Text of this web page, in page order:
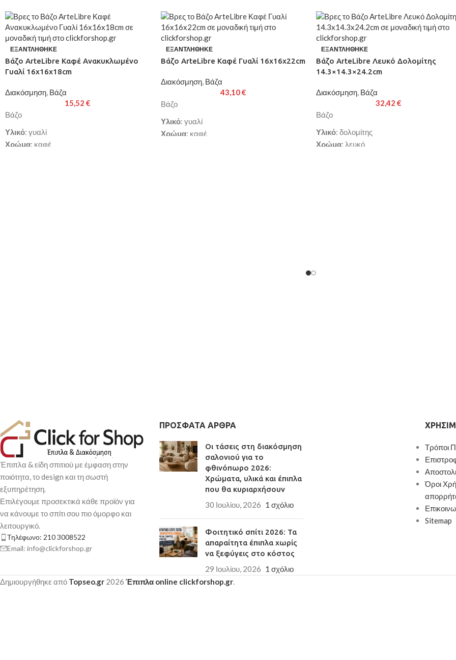
ΕΞΑΝΤΛΉΘΗΚΕ
Βάζο ArteLibre Καφέ Ανακυκλωμένο
Γυαλί 16x16x18cm
Διακόσμηση, Βάζα
15,52€
Βάζο
Υλικό: γυαλί
Χρώμα: καφέ
ΕΞΑΝΤΛΉΘΗΚΕ
Βάζο ArteLibre Καφέ Γυαλί 16x16x22cm
Διακόσμηση, Βάζα
43,10€
Βάζο
Υλικό: γυαλί
Χρώμα: καφέ
ΕΞΑΝΤΛΉΘΗΚΕ
Βάζο ArteLibre Λευκό Δολομίτης
14.3×14.3×24.2cm
Διακόσμηση, Βάζα
32,42€
Βάζο
Υλικό: δολομίτης
Χρώμα: λευκό
Έπιπλα & είδη σπιτιού με έμφαση στην
ποιότητα, το design και τη σωστή
εξυπηρέτηση.
Επιλέγουμε προσεκτικά κάθε προϊόν για
να κάνουμε το σπίτι σου πιο όμορφο και
λειτουργικό.
Τηλέφωνο: 210 3008522
Email: info@clickforshop.gr
ΠΡΌΣΦΑΤΑ ΆΡΘΡΑ
Οι τάσεις στη διακόσμηση
σαλονιού για το
φθινόπωρο 2026:
Χρώματα, υλικά και έπιπλα
που θα κυριαρχήσουν
30 Ιουλίου, 2026 1 σχόλιο
Φοιτητικό σπίτι 2026: Τα
απαραίτητα έπιπλα χωρίς
να ξεφύγεις στο κόστος
29 Ιουλίου, 2026 1 σχόλιο
Τρόποι
Όροι
Sitemap
Δημιουργήθηκε από Topseo.gr 2026 Έπιπλα online clickforshop.gr.